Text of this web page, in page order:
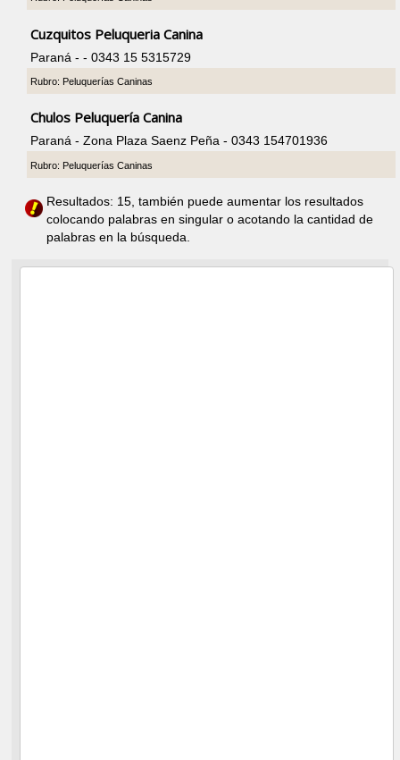
Cuzquitos Peluqueria Canina
Paraná - - 0343 15 5315729
Rubro: Peluquerías Caninas
Chulos Peluquería Canina
Paraná - Zona Plaza Saenz Peña - 0343 154701936
Rubro: Peluquerías Caninas
Resultados: 15, también puede aumentar los resultados
colocando palabras en singular o acotando la cantidad de
palabras en la búsqueda.